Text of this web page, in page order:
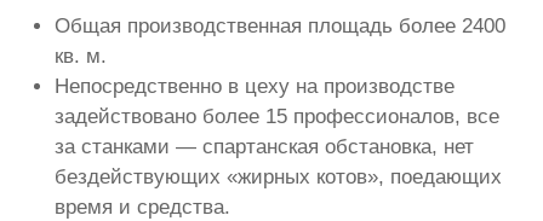
Общая производственная площадь более 2400
кв. м.
Непосредственно в цеху на производстве
задействовано более 15 профессионалов, все
за станками — спартанская обстановка, нет
бездействующих «жирных котов», поедающих
время и средства.